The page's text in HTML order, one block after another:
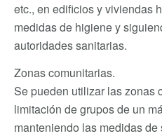
etc., en edificios y viviendas
medidas de higiene y
autoridades sanitarias.
Zonas comunitarias.
Se pueden utilizar las zonas
limitación de grupos de un
manteniendo las medidas